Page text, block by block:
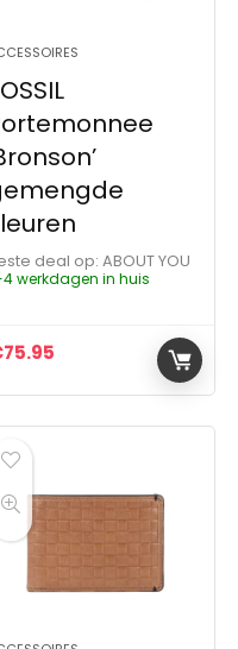
deal op:
ABOUT YOU
werkdagen in huis
75.95